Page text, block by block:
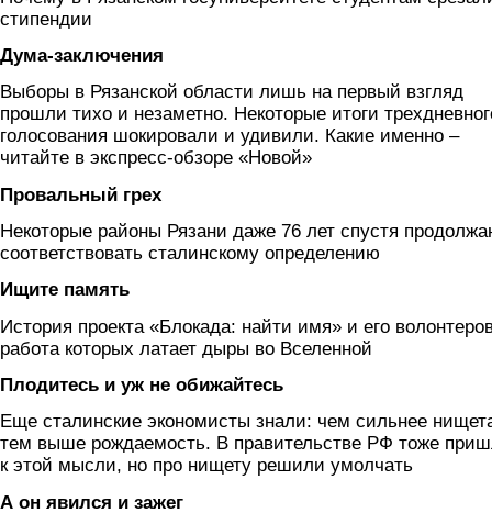
стипендии
Дума-заключения
Выборы в Рязанской области лишь на первый взгляд
прошли тихо и незаметно. Некоторые итоги
голосования шокировали и удивили. Какие именно –
читайте в экспресс-обзоре «Новой»
Провальный грех
Некоторые районы Рязани даже 76 лет спустя
соответствовать сталинскому определению
Ищите память
История проекта «Блокада: найти имя» и его
работа которых латает дыры во Вселенной
Плодитесь и уж не обижайтесь
Еще сталинские экономисты знали: чем сильнее
тем выше рождаемость. В правительстве РФ тоже
к этой мысли, но про нищету решили умолчать
А он явился и зажег